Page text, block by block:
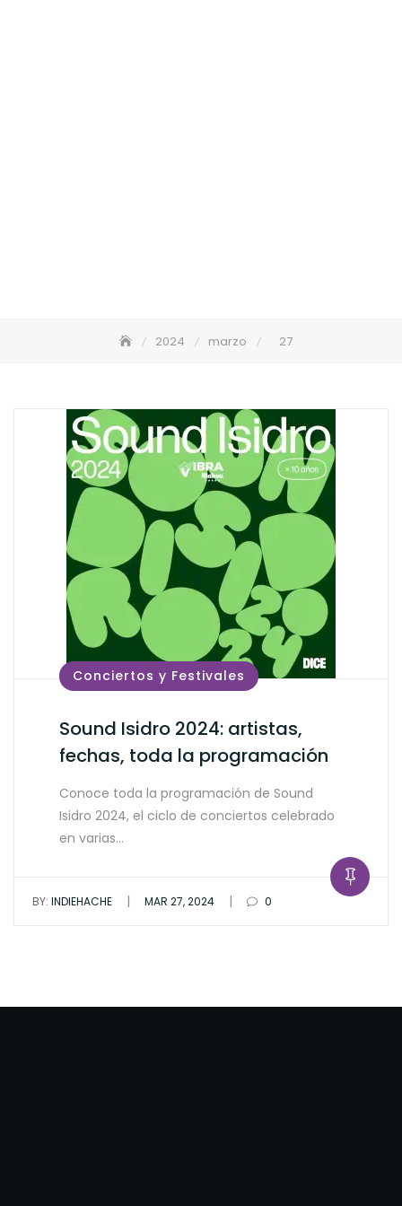
2024 marzo 27
Conciertos y Festivales
Sound Isidro 2024: artistas,
fechas, toda la programación
Conoce toda la programación de Sound
Isidro 2024, el ciclo de conciertos celebrado
en varias…
BY: INDIEHACHE | MAR 27, 2024 | 0